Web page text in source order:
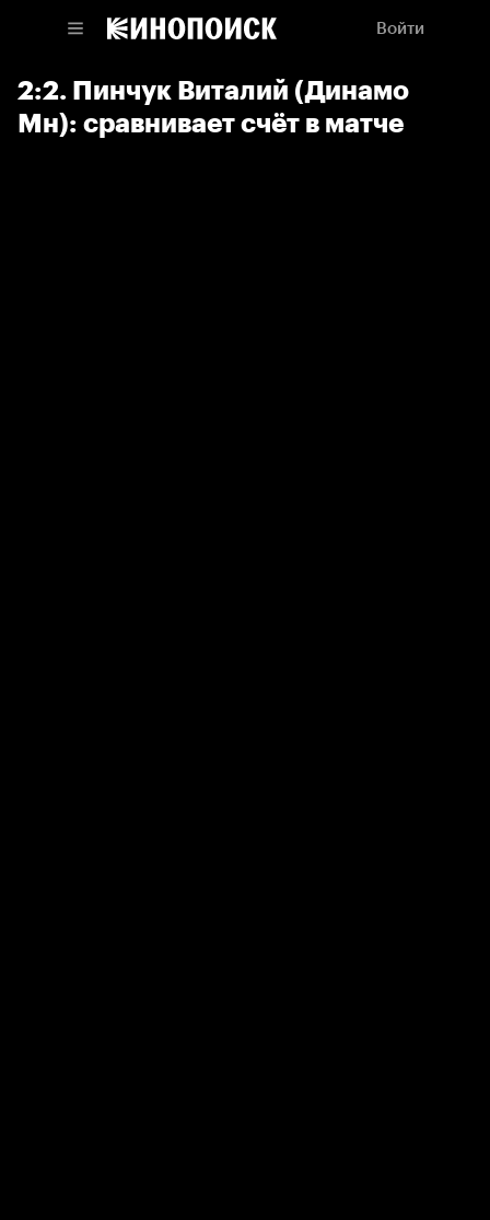
Войти
2:2. Пинчук Виталий (Динамо
Мн): сравнивает счёт в матче